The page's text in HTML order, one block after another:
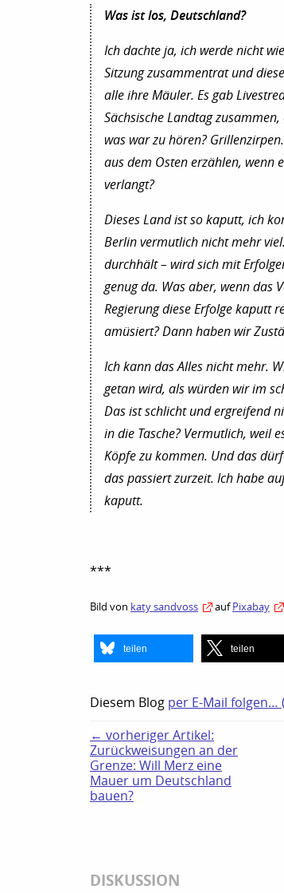
Was ist los, Deutschland?
Ich dachte ja, ich werde nicht
Sitzung zusammentrat und
alle ihre Mäuler. Es gab
Sächsische Landtag
was war zu hören?
aus dem Osten erzählen, wenn
verlangt?
Dieses Land ist so kaputt, ich
Berlin vermutlich nicht mehr
durchhält – wird sich mit
genug da. Was aber, wenn das
Regierung diese Erfolge kaputt
amüsiert? Dann haben wir
Ich kann das Alles nicht mehr.
getan wird, als würden wir im
Das ist schlicht und ergreifend
in die Tasche? Vermutlich, weil
Köpfe zu kommen. Und das
das passiert zurzeit. Ich habe
kaputt.
***
Bild von katy sandvoss auf Pixabay
teilen teilen
Diesem Blog per E-Mail folgen…
← vorheriger Artikel:
Zurückweisungen an der
Grenze: Will Merz eine
Mauer um Deutschland
bauen?
DISKUSSION